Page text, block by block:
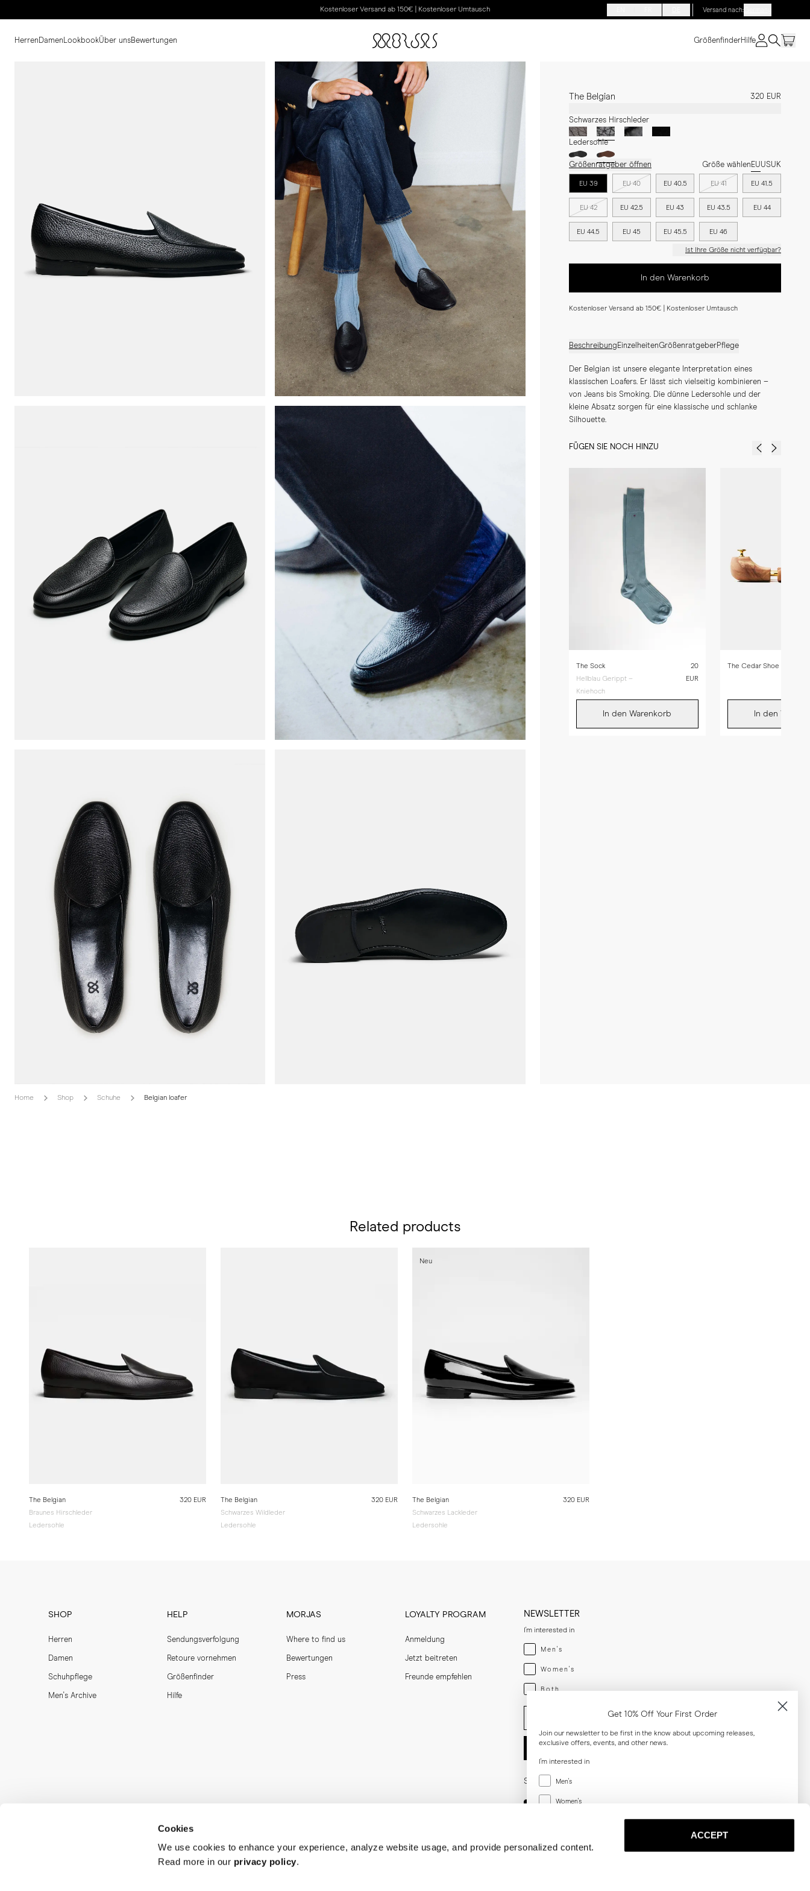
Cookies
We use cookies to enhance your experience, analyze website usage, and provide personalized content.
Read more in our privacy policy.
ACCEPT
Kostenloser Versand ab 150€ | Kostenloser Umtausch Versand nach:
Herren Damen LookbookÜber unsBewertungen GrößenfinderHilfe
The Belgian 320 EUR
Schwarzes Hirschleder
Ledersohle
Größenratgeber öffnen Größe wählenEUUSUK
EU 39 EU 40 EU 40.5 EU 41 EU 41.5
EU 42 EU 42.5 EU 43 EU 43.5 EU 44
EU 44.5 EU 45 EU 45.5 EU 46
Ist Ihre Größe nicht verfügbar?
In den Warenkorb
Kostenloser Versand ab 150€ | Kostenloser Umtausch
BeschreibungEinzelheitenGrößenratgeberPflege
Der Belgian ist unsere elegante Interpretation eines
klassischen Loafers. Er lässt sich vielseitig kombinieren –
von Jeans bis Smoking. Die dünne Ledersohle und der
kleine Absatz sorgen für eine klassische und schlanke
Silhouette.
FÜGEN SIE NOCH HINZU
The Sock
Hellblau Gerippt –
Kniehoch
20
EUR
In den Warenkorb
The Cedar Shoe Tree
In den
Home Shop Schuhe Belgian loafer
Related products
The Belgian
Braunes Hirschleder
Ledersohle
320 EUR
The Belgian
Schwarzes Wildleder
Ledersohle
320 EUR
Neu
The Belgian
Schwarzes Lackleder
Ledersohle
320 EUR
SHOP
Herren
Damen
Schuhpflege
Men's Archive
HELP
Sendungsverfolgung
Retoure vornehmen
Größenfinder
Hilfe
MORJAS
Where to find us
Bewertungen
Press
LOYALTY PROGRAM
Anmeldung
Jetzt beitreten
Freunde empfehlen
NEWSLETTER
I'm interested in
Menswear
Men's
Womenswear
Women's
Both
Both
Enter your email adress
Social
Get 10% Off Your First Order
Join our newsletter to be first in the know about upcoming releases,
exclusive offers, events, and other news.
I'm interested in
Menswear
Men's
Women's
Women's